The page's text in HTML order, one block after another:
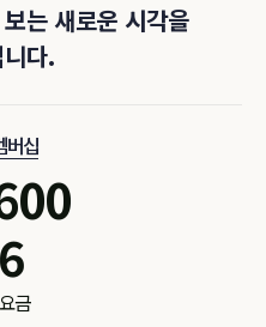
는 새로운 시각을
다.
버십
6
금